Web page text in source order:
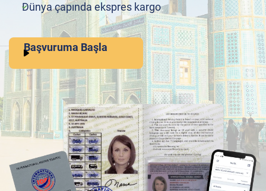
Dünya çapında ekspres kargo
Başvuruma Başla